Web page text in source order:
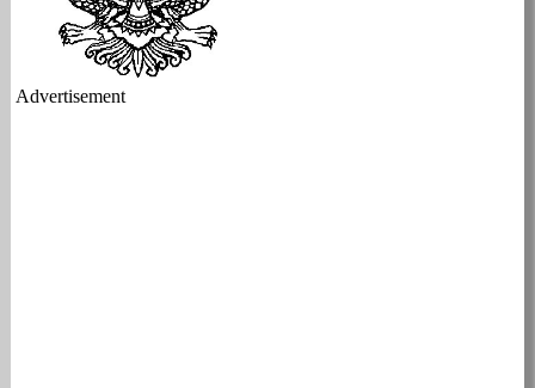
Advertisement